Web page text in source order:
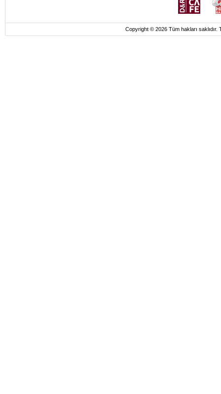
Copyright © 2026 Tüm hakları